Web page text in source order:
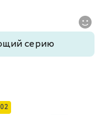
серию